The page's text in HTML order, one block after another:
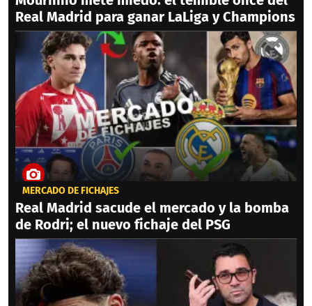
Real Madrid para ganar LaLiga y Champions
MERCADO DE FICHAJES
Real Madrid sacude el mercado y la bomba
de Rodri; el nuevo fichaje del PSG